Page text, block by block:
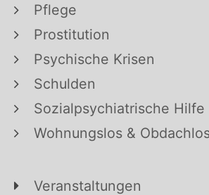
Pflege
Prostitution
Psychische Krisen
Schulden
Sozialpsychiatrische Hilfe
Wohnungslos &
Veranstaltungen